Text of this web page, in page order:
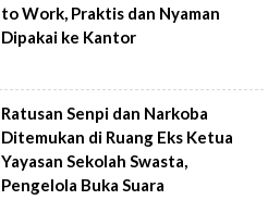
to Work, Praktis dan Nyaman
Dipakai ke Kantor
Ratusan Senpi dan Narkoba
Ditemukan di Ruang Eks Ketua
Yayasan Sekolah Swasta,
Pengelola Buka Suara